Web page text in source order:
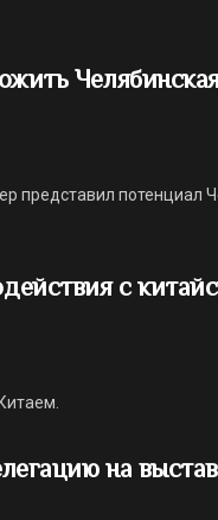
представил потенциал
с
на